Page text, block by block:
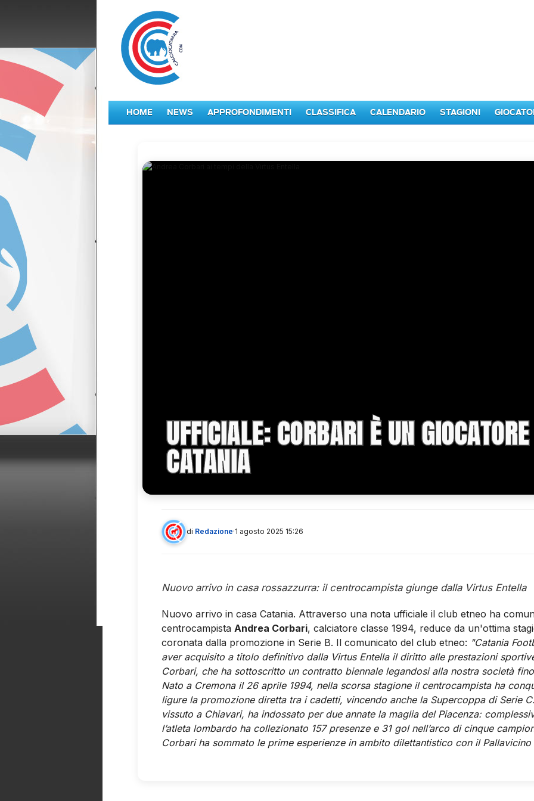
HOME NEWS APPROFONDIMENTI CLASSIFICA CALENDARIO STAGIONI
UFFICIALE: CORBARI È UN
CATANIA
di Redazione·1 agosto 2025 15:26
Nuovo arrivo in casa rossazzurra: il centrocampista giunge dalla Virtus Entella
Nuovo arrivo in casa Catania. Attraverso una nota ufficiale il club etneo ha
centrocampista Andrea Corbari, calciatore classe 1994, reduce da un'ottima
coronata dalla promozione in Serie B. Il comunicato del club etneo: "Catania
aver acquisito a titolo definitivo dalla Virtus Entella il diritto alle prestazioni
Corbari, che ha sottoscritto un contratto biennale legandosi alla nostra società
Nato a Cremona il 26 aprile 1994, nella scorsa stagione il centrocampista ha
ligure la promozione diretta tra i cadetti, vincendo anche la Supercoppa di Serie
vissuto a Chiavari, ha indossato per due annate la maglia del Piacenza:
l’atleta lombardo ha collezionato 157 presenze e 31 gol nell’arco di cinque
Corbari ha sommato le prime esperienze in ambito dilettantistico con il